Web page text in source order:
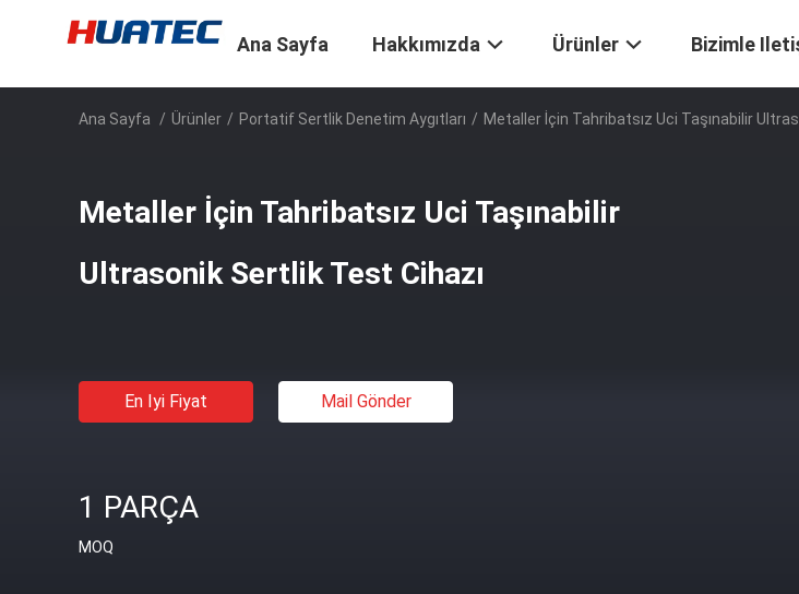
Ana Sayfa Hakkımızda Ürünler Bizimle
Ana Sayfa / Ürünler / Portatif Sertlik Denetim Aygıtları / Metaller İçin Tahribatsız Uci Taşınabilir
Metaller İçin Tahribatsız Uci Taşınabilir
Ultrasonik Sertlik Test Cihazı
En Iyi Fiyat Mail Gönder
1 PARÇA
MOQ